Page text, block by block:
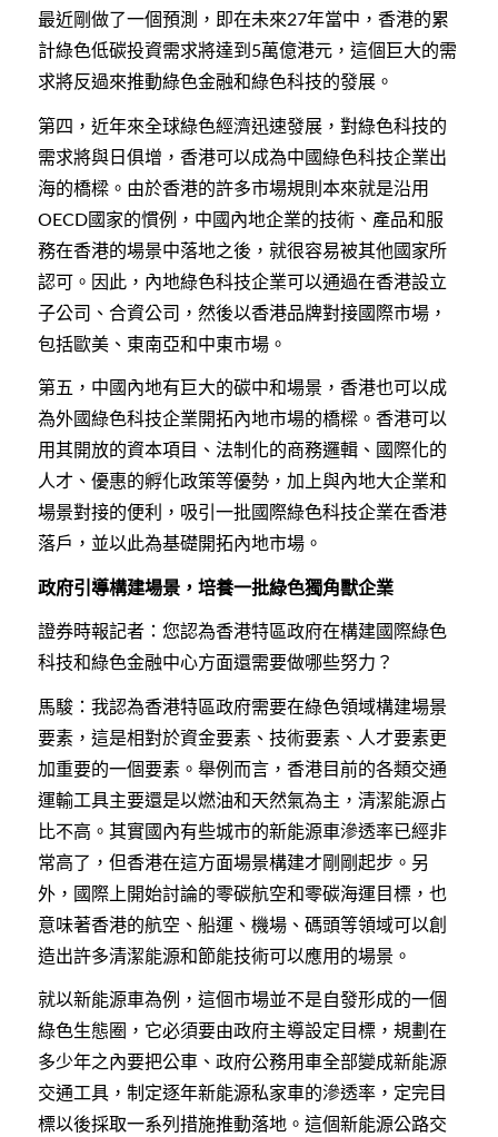
最近剛做了一個預測，即在未來27年當中，香港的累
計綠色低碳投資需求將達到 5萬億港元，這個巨大的需
求將反過來推動綠色金融和綠色科技的發展。
第四，近年來全球綠色經濟迅速發展，對綠色科技的
需求將與日俱增，香港可以成為中國綠色科技企業出
海的橋樑。由於香港的許多市場規則本來就是沿用
OECD國家的慣例，中國內地企業的技術、產品和服
務在香港的場景中落地之後，就很容易被其他國家所
認可。因此，內地綠色科技企業可以通過在香港設立
子公司、合資公司，然後以香港品牌對接國際市場，
包括歐美、東南亞和中東市場。
第五，中國內地有巨大的碳中和場景，香港也可以成
為外國綠色科技企業開拓內地市場的橋樑。香港可以
用其開放的資本項目、法制化的商務邏輯、國際化的
人才、優惠的孵化政策等優勢，加上與內地大企業和
場景對接的便利，吸引一批國際綠色科技企業在香港
落戶，並以此為基礎開拓內地市場。
政府引導構建場景，培養一批綠色獨角獸企業
證券時報記者：您認為香港特區政府在構建國際綠色
科技和綠色金融中心方面還需要做哪些努力？
馬駿：我認為香港特區政府需要在綠色領域構建場景
要素，這是相對於資金要素、技術要素、人才要素更
加重要的一個要素。舉例而言，香港目前的各類交通
運輸工具主要還是以燃油和天然氣為主，清潔能源占
比不高。其實國內有些城市的新能源車滲透率已經非
常高了，但香港在這方面場景構建才剛剛起步。另
外，國際上開始討論的零碳航空和零碳海運目標，也
意味著香港的航空、船運、機場、碼頭等領域可以創
造出許多清潔能源和節能技術可以應用的場景。
就以新能源車為例，這個市場並不是自發形成的一個
綠色生態圈，它必須要由政府主導設定目標，規劃在
多少年之內要把公車、政府公務用車全部變成新能源
交通工具，制定逐年新能源私家車的滲透率，定完目
標以後採取一系列措施推動落地。這個新能源公路交